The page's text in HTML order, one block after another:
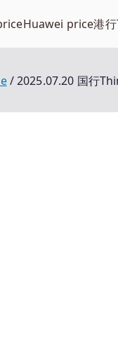
Huawei price港
2025.07.20 国行